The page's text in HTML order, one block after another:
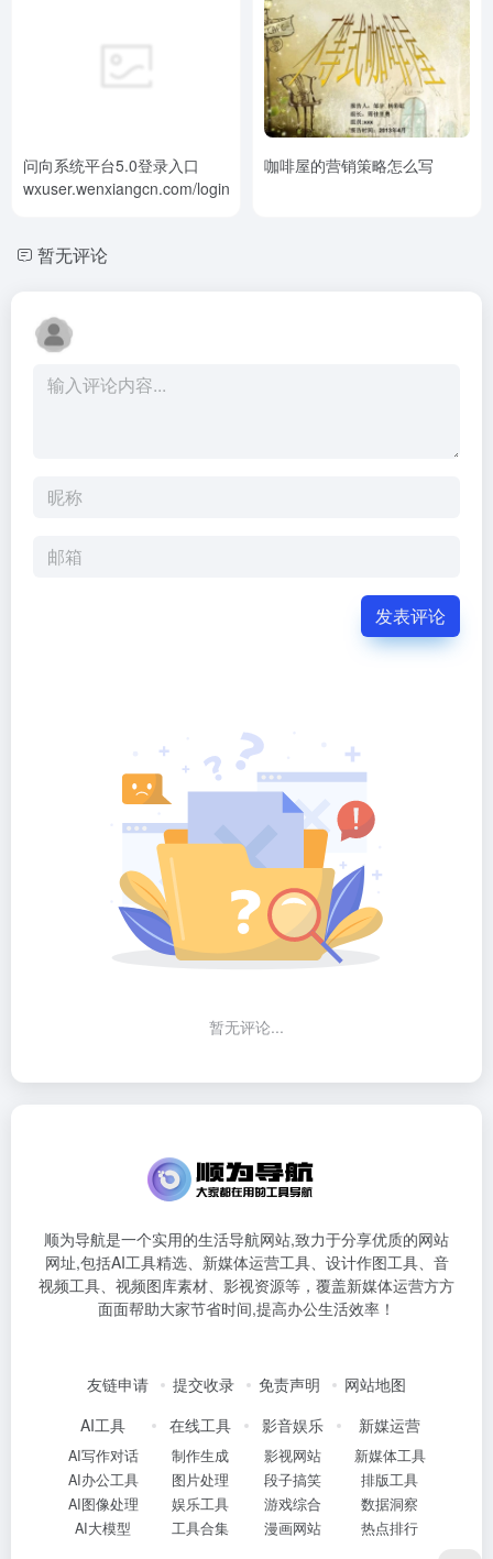
问向系统平台5.0登录入口
wxuser.wenxiangcn.com/login/ch
咖啡屋的营销策略怎么写
暂无评论
发表评论
暂无评论...
顺为导航是一个实用的生活导航网站,致力于分享优质的网站
网址,包括AI工具精选、新媒体运营工具、设计作图工具、音
视频工具、视频图库素材、影视资源等，覆盖新媒体运营方方
面面帮助大家节省时间,提高办公生活效率！
友链申请 提交收录 免责声明
网站地图
AI工具
AI写作对话
AI办公工具
AI图像处理
AI大模型
在线工具
制作生成
图片处理
娱乐工具
工具合集
影音娱乐
影视网站
段子搞笑
游戏综合
漫画网站
新媒运营
新媒体工具
排版工具
数据洞察
热点排行